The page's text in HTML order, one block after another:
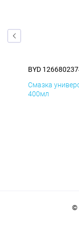
BYD
Смазка
400мл
©